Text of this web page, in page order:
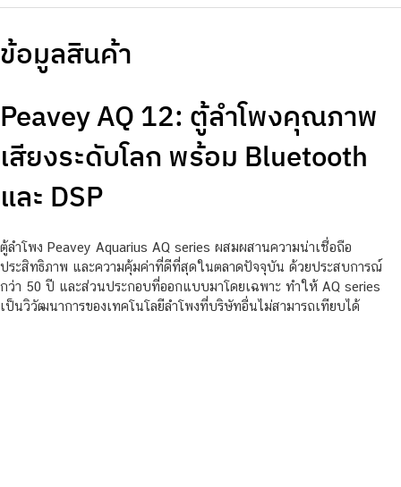
ข้อมูลสินค้า
Peavey AQ 12: ตู้ลำโพงคุณภาพ
เสียงระดับโลก พร้อม Bluetooth
และ DSP
ตู้ลำโพง Peavey Aquarius AQ series ผสมผสานความน่าเชื่อถือ
ประสิทธิภาพ และความคุ้มค่าที่ดีที่สุดในตลาดปัจจุบัน ด้วยประสบการณ์
กว่า 50 ปี และส่วนประกอบที่ออกแบบมาโดยเฉพาะ ทำให้ AQ series
เป็นวิวัฒนาการของเทคโนโลยีลำโพงที่บริษัทอื่นไม่สามารถเทียบได้